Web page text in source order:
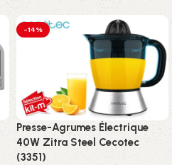
-14%
Presse-Agrumes Électrique
40W Zitra Steel Cecotec
(3351)